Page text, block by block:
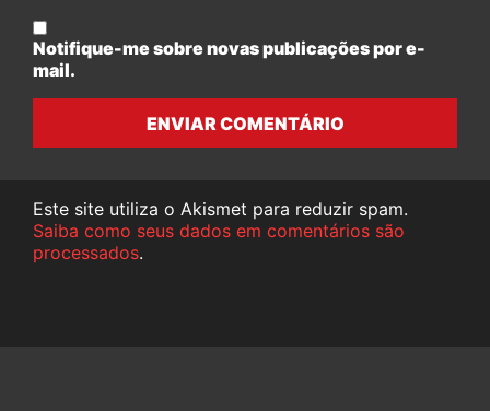
Notifique-me sobre novas publicações por e-
mail.
ENVIAR COMENTÁRIO
Este site utiliza o Akismet para reduzir spam.
Saiba como seus dados em comentários são
processados.